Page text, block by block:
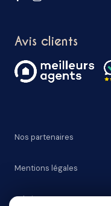
Avis clients
Nos partenaires
Mentions légales
Admin